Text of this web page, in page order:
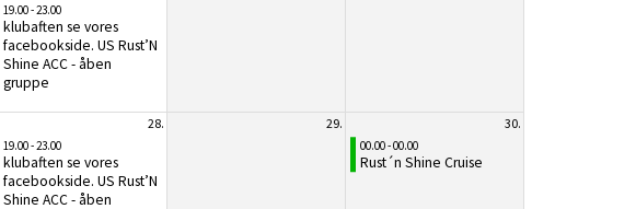
19.00 - 23.00
klubaften se vores
facebookside. US Rust’N
Shine ACC - åben
gruppe
28.
19.00 - 23.00
klubaften se vores
facebookside. US Rust’N
Shine ACC - åben
29. 30.
00.00 - 00.00
Rust´n Shine Cruise